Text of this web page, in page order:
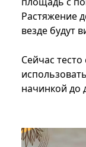
Растяжение
везде будут
Сейчас
начинкой до